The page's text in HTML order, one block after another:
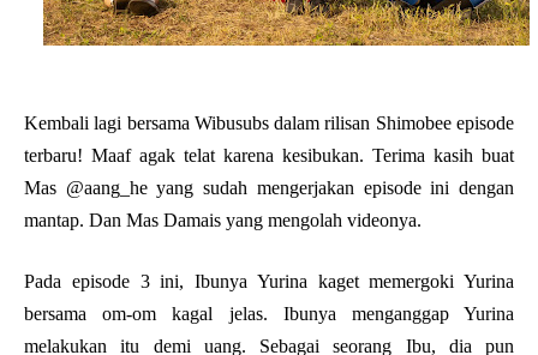
Kembali lagi bersama Wibusubs dalam rilisan Shimobee episode
terbaru! Maaf agak telat karena kesibukan. Terima kasih buat
Mas @aang_he yang sudah mengerjakan episode ini dengan
mantap. Dan Mas Damais yang mengolah videonya.
Pada episode 3 ini, Ibunya Yurina kaget memergoki Yurina
bersama om-om kagal jelas. Ibunya menganggap Yurina
melakukan itu demi uang. Sebagai seorang Ibu, dia pun